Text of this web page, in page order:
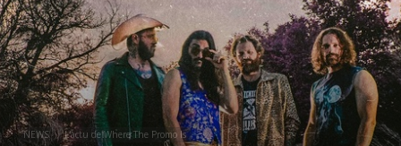
NEWS L'actu de Where The Promo Is